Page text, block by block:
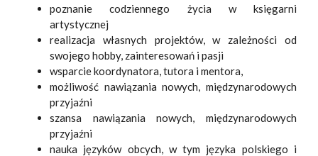
poznanie codziennego życia w księgarni
artystycznej
realizacja własnych projektów, w zależności od
swojego hobby, zainteresowań i pasji
wsparcie koordynatora, tutora i mentora,
możliwość nawiązania nowych, międzynarodowych
przyjaźni
szansa nawiązania nowych, międzynarodowych
przyjaźni
nauka języków obcych, w tym języka polskiego i